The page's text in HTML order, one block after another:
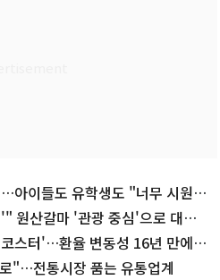
아이들도 유학생도 "너무 시원해
원산갈마 '관광 중심'으로 대대
스터'…환율 변동성 16년 만에
"…전통시장 품는 유통업계